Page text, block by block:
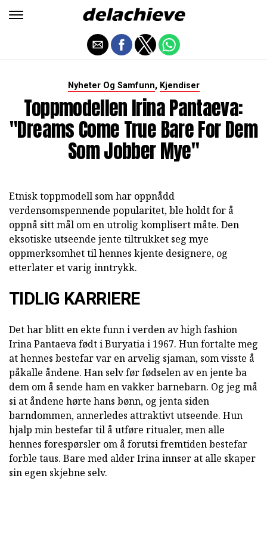
Nyheter Og Samfunn, Kjendiser
Toppmodellen Irina Pantaeva:
"Dreams Come True Bare For Dem
Som Jobber Mye"
Etnisk toppmodell som har oppnådd
verdensomspennende popularitet, ble holdt for å
oppnå sitt mål om en utrolig komplisert måte. Den
eksotiske utseende jente tiltrukket seg mye
oppmerksomhet til hennes kjente designere, og
etterlater et varig inntrykk.
TIDLIG KARRIERE
Det har blitt en ekte funn i verden av high fashion
Irina Pantaeva født i Buryatia i 1967. Hun fortalte meg
at hennes bestefar var en arvelig sjaman, som visste å
påkalle åndene. Han selv før fødselen av en jente ba
dem om å sende ham en vakker barnebarn. Og jeg må
si at åndene hørte hans bønn, og jenta siden
barndommen, annerledes attraktivt utseende. Hun
hjalp min bestefar til å utføre ritualer, men alle
hennes forespørsler om å forutsi fremtiden bestefar
forble taus. Bare med alder Irina innser at alle skaper
sin egen skjebne selv.